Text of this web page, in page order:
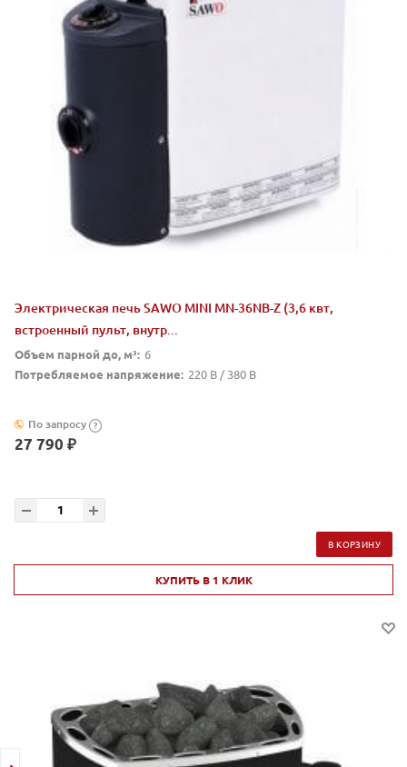
Электрическая печь SAWO MINI MN-36NB-Z (3,6 квт,
встроенный пульт, внутр...
Объем парной до, м³: 6
Потребляемое напряжение: 220 В / 380 В
По запросу ?
27 790 ₽
В КОРЗИНУ
КУПИТЬ В 1 КЛИК